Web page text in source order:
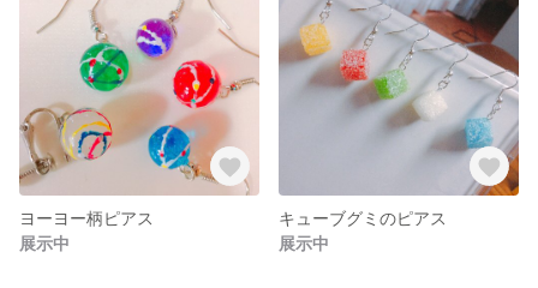
ヨーヨー柄ピアス
展示中
キューブグミのピアス
展示中